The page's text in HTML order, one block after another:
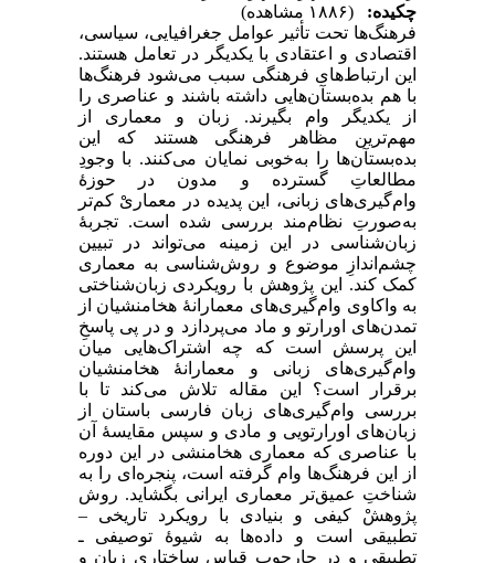
چکیده:
(۱۸۸۶ مشاهده)
فرهنگ‌ها تحت تأثیر عوامل جغرافیایی، سیاسی،
اقتصادی و اعتقادی با یکدیگر در تعامل هستند.
این ارتباط‌های فرهنگی سبب می‌شود فرهنگ‌ها
با هم بده‌بستآن‌هایی داشته باشند و عناصری را
از یکدیگر وام ‌بگیرند. زبان و معماری از
مهم‌ترین مظاهر فرهنگی هستند که این
بده‌بستآن‌ها را به‌خوبی نمایان می‌کنند. با وجودِ
مطالعاتِ گسترده و مدون در حوزۀ
وام‌گیری‌های زبانی، این پدیده در معماریْ کم‌تر
به‌صورتِ نظام‌مند بررسی شده است. تجربۀ
زبان‌شناسی در این زمینه می‌تواند در تبیین
چشم‌اندازِ موضوع‌ و روش‌شناسی به معماری
کمک کند. این پژوهش با رویکردی زبان‌شناختی
به واکاوی وام‌گیری‌های معمارانۀ هخامنشیان از
تمدن‌های اورارتو و ماد می‌پردازد و در پی پاسخِ
این پرسش است که چه اشتراک‌هایی میان
وام‌گیری‌‌های زبانی و معمارانۀ هخامنشیان
برقرار است؟ این مقاله تلاش می‌کند تا با
بررسی وام‌گیری‌های زبان فارسی باستان از
زبان‌های اورارتویی و مادی و سپس مقایسۀ آن
با عناصری که معماری هخامنشی در این دوره
از این فرهنگ‌ها وام گرفته است، پنجره‌ای را به
شناختِ عمیق‌تر معماری ایرانی بگشاید. روش
پژوهشْ کیفی و بنیادی با رویکرد تاریخی –
تطبیقی است و داده‌ها به شیوۀ توصیفی ـ
تطبیقی و در چارچوبِ قیاسِ ساختاری زبان و